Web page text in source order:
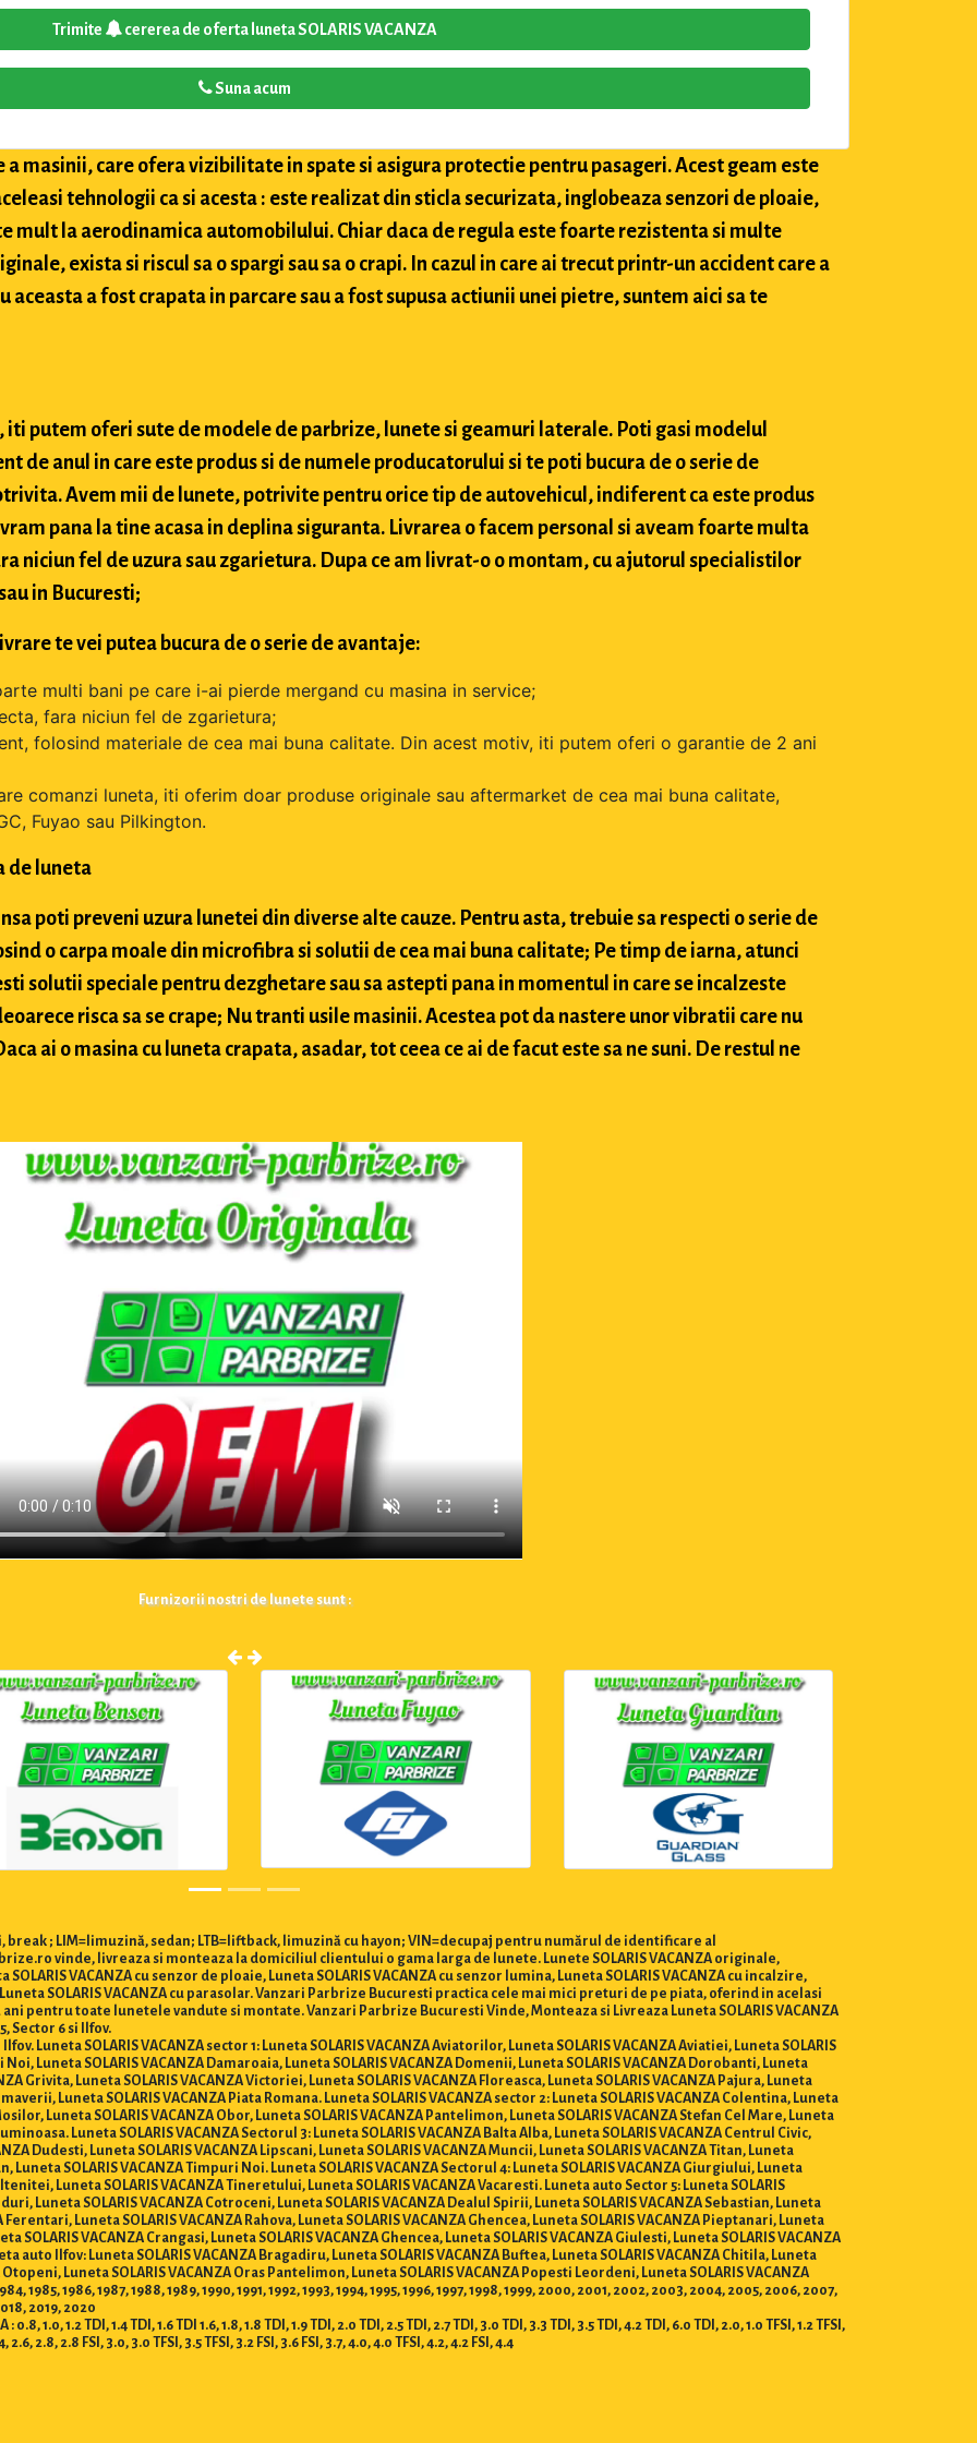
Trimite cererea de oferta luneta SOLARIS VACANZA
Suna acum
masinii, care ofera vizibilitate in spate si asigura protectie pentru pasageri. Acest geam este
tehnologii ca si acesta : este realizat din sticla securizata, inglobeaza senzori de ploaie,
mult la aerodinamica automobilului. Chiar daca de regula este foarte rezistenta si multe
exista si riscul sa o spargi sau sa o crapi. In cazul in care ai trecut printr-un accident care a
aceasta a fost crapata in parcare sau a fost supusa actiunii unei pietre, suntem aici sa te
putem oferi sute de modele de parbrize, lunete si geamuri laterale. Poti gasi modelul
de anul in care este produs si de numele producatorului si te poti bucura de o serie de
Avem mii de lunete, potrivite pentru orice tip de autovehicul, indiferent ca este produs
pana la tine acasa in deplina siguranta. Livrarea o facem personal si aveam foarte multa
niciun fel de uzura sau zgarietura. Dupa ce am livrat-o o montam, cu ajutorul specialistilor
in Bucuresti;
te vei putea bucura de o serie de avantaje:
multi bani pe care i-ai pierde mergand cu masina in service;
fara niciun fel de zgarietura;
folosind materiale de cea mai buna calitate. Din acest motiv, iti putem oferi o garantie de 2 ani
comanzi luneta, iti oferim doar produse originale sau aftermarket de cea mai buna calitate,
Fuyao sau Pilkington.
de luneta
poti preveni uzura lunetei din diverse alte cauze. Pentru asta, trebuie sa respecti o serie de
o carpa moale din microfibra si solutii de cea mai buna calitate; Pe timp de iarna, atunci
solutii speciale pentru dezghetare sau sa astepti pana in momentul in care se incalzeste
risca sa se crape; Nu tranti usile masinii. Acestea pot da nastere unor vibratii care nu
ai o masina cu luneta crapata, asadar, tot ceea ce ai de facut este sa ne suni. De restul ne
Furnizorii nostri de lunete sunt :
break ; LIM=limuzină, sedan; LTB=liftback, limuzină cu hayon; VIN=decupaj pentru numărul de identificare al
vinde, livreaza si monteaza la domiciliul clientului o gama larga de lunete. Lunete SOLARIS VACANZA originale,
VACANZA cu senzor de ploaie, Luneta SOLARIS VACANZA cu senzor lumina, Luneta SOLARIS VACANZA cu incalzire,
SOLARIS VACANZA cu parasolar. Vanzari Parbrize Bucuresti practica cele mai mici preturi de pe piata, oferind in acelasi
pentru toate lunetele vandute si montate. Vanzari Parbrize Bucuresti Vinde, Monteaza si Livreaza Luneta SOLARIS VACANZA
Sector 6 si Ilfov.
SOLARIS VACANZA sector 1: Luneta SOLARIS VACANZA Aviatorilor, Luneta SOLARIS VACANZA Aviatiei, Luneta SOLARIS
Luneta SOLARIS VACANZA Damaroaia, Luneta SOLARIS VACANZA Domenii, Luneta SOLARIS VACANZA Dorobanti, Luneta
Grivita, Luneta SOLARIS VACANZA Victoriei, Luneta SOLARIS VACANZA Floreasca, Luneta SOLARIS VACANZA Pajura, Luneta
Luneta SOLARIS VACANZA Piata Romana. Luneta SOLARIS VACANZA sector 2: Luneta SOLARIS VACANZA Colentina, Luneta
Luneta SOLARIS VACANZA Obor, Luneta SOLARIS VACANZA Pantelimon, Luneta SOLARIS VACANZA Stefan Cel Mare, Luneta
Luneta SOLARIS VACANZA Sectorul 3: Luneta SOLARIS VACANZA Balta Alba, Luneta SOLARIS VACANZA Centrul Civic,
Dudesti, Luneta SOLARIS VACANZA Lipscani, Luneta SOLARIS VACANZA Muncii, Luneta SOLARIS VACANZA Titan, Luneta
Luneta SOLARIS VACANZA Timpuri Noi. Luneta SOLARIS VACANZA Sectorul 4: Luneta SOLARIS VACANZA Giurgiului, Luneta
Luneta SOLARIS VACANZA Tineretului, Luneta SOLARIS VACANZA Vacaresti. Luneta auto Sector 5: Luneta SOLARIS
Luneta SOLARIS VACANZA Cotroceni, Luneta SOLARIS VACANZA Dealul Spirii, Luneta SOLARIS VACANZA Sebastian, Luneta
Luneta SOLARIS VACANZA Rahova, Luneta SOLARIS VACANZA Ghencea, Luneta SOLARIS VACANZA Pieptanari, Luneta
SOLARIS VACANZA Crangasi, Luneta SOLARIS VACANZA Ghencea, Luneta SOLARIS VACANZA Giulesti, Luneta SOLARIS VACANZA
auto Ilfov: Luneta SOLARIS VACANZA Bragadiru, Luneta SOLARIS VACANZA Buftea, Luneta SOLARIS VACANZA Chitila, Luneta
Luneta SOLARIS VACANZA Oras Pantelimon, Luneta SOLARIS VACANZA Popesti Leordeni, Luneta SOLARIS VACANZA
1986, 1987, 1988, 1989, 1990, 1991, 1992, 1993, 1994, 1995, 1996, 1997, 1998, 1999, 2000, 2001, 2002, 2003, 2004, 2005, 2006, 2007,
2019, 2020
1.2 TDI, 1.4 TDI, 1.6 TDI 1.6, 1.8, 1.8 TDI, 1.9 TDI, 2.0 TDI, 2.5 TDI, 2.7 TDI, 3.0 TDI, 3.3 TDI, 3.5 TDI, 4.2 TDI, 6.0 TDI, 2.0, 1.0 TFSI, 1.2 TFSI,
2.6, 2.8, 2.8 FSI, 3.0, 3.0 TFSI, 3.5 TFSI, 3.2 FSI, 3.6 FSI, 3.7, 4.0, 4.0 TFSI, 4.2, 4.2 FSI, 4.4